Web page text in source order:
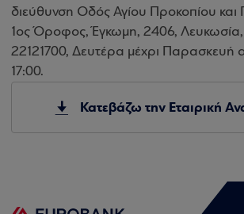
διεύθυνση Οδός Αγίου Προκοπίου και
1ος Όροφος, Έγκωμη, 2406,
22121700, Δευτέρα μέχρι Παρασκευή
17:00.
Κατεβάζω την Εταιρική